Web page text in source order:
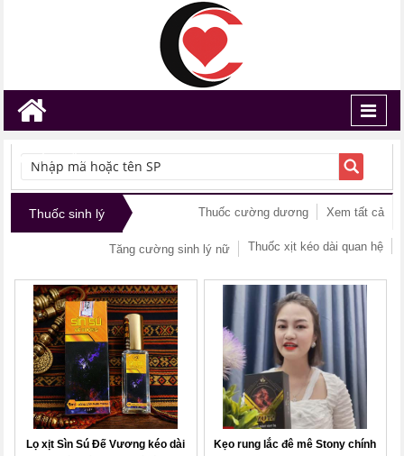
TÌM KIẾM
Thuốc sinh lý Xem tất cả
Thuốc cường dương
Thuốc xịt kéo dài quan hệ
Tăng cường sinh lý nữ
Lọ xịt Sìn Sú Đế Vương kéo dài
Kẹo rung lắc đê mê Stony chính